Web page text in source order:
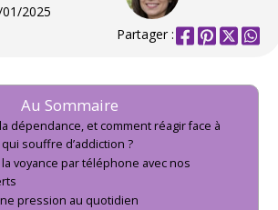
2025
Partager :
Au Sommaire
dépendance, et comment réagir face à
souffre d’addiction ?
voyance par téléphone avec nos
pression au quotidien